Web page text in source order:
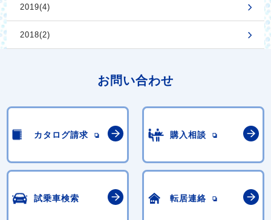
2019(4)
2018(2)
お問い合わせ
カタログ請求 購入相談
試乗車検索 転居連絡